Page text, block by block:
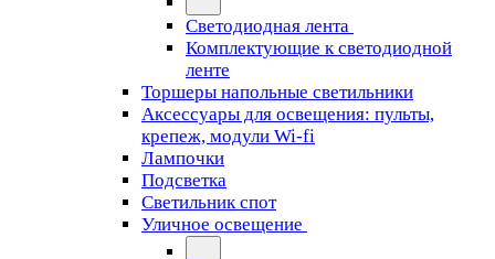
Светодиодная лента
Комплектующие к светодиодной
ленте
Торшеры напольные светильники
Аксессуары для освещения: пульты,
крепеж, модули Wi-fi
Лампочки
Подсветка
Светильник спот
Уличное освещение